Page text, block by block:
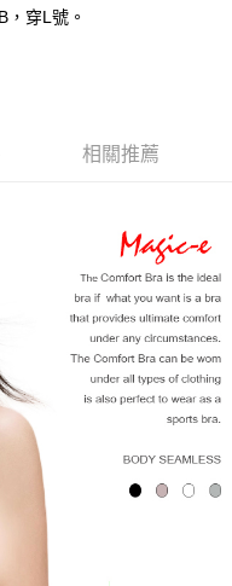
額度並採取法律行動。
穿L號。
相關推薦